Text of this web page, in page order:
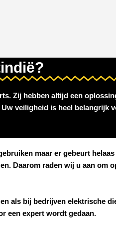
Zij hebben altijd een
veiligheid is heel belangrijk
maar er gebeurt
Daarom raden wij u aan
als bij bedrijven elektrische
een expert wordt gedaan.